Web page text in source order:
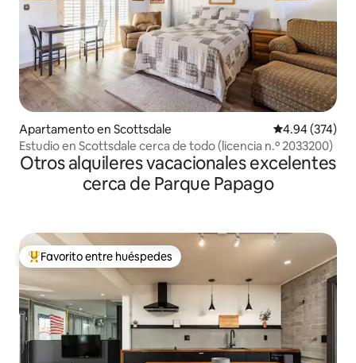
Apartamento en Scottsdale Calificación
4.94 (374)
Estudio en Scottsdale cerca de todo (licencia n.º 2033200)
Otros alquileres vacacionales excelentes
cerca de Parque Papago
Favorito entre huéspedes preferido
Favorito entre huéspedes